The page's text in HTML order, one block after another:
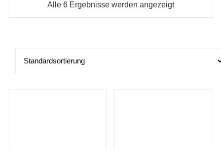
Alle 6 Ergebnisse werden angezeigt